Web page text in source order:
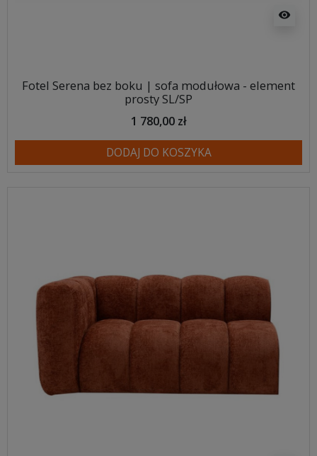
visibility
Fotel Serena bez boku | sofa modułowa - element
prosty SL/SP
1 780,00 zł
DODAJ DO KOSZYKA